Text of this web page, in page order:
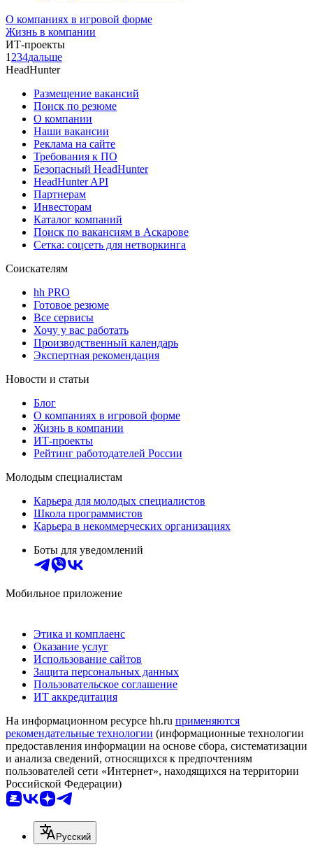
О компаниях в игровой форме
Жизнь в компании
ИТ-проекты
1 234дальше
HeadHunter
Размещение вакансий
Поиск по резюме
О компании
Наши вакансии
Реклама на сайте
Требования к ПО
Безопасный HeadHunter
HeadHunter API
Партнерам
Инвесторам
Каталог компаний
Поиск по вакансиям в Аскарове
Сетка: соцсеть для нетворкинга
Соискателям
hh PRO
Готовое резюме
Все сервисы
Хочу у вас работать
Производственный календарь
Экспертная рекомендация
Новости и статьи
Блог
О компаниях в игровой форме
Жизнь в компании
ИТ-проекты
Рейтинг работодателей России
Молодым специалистам
Карьера для молодых специалистов
Школа программистов
Карьера в некоммерческих организациях
Боты для уведомлений
Мобильное приложение
Этика и комплаенс
Оказание услуг
Использование сайтов
Защита персональных данных
Пользовательское соглашение
ИТ аккредитация
На информационном ресурсе hh.ru применяются
рекомендательные технологии (информационные технологии
предоставления информации на основе сбора, систематизации
и анализа сведений, относящихся к предпочтениям
пользователей сети «Интернет», находящихся на территории
Российской Федерации)
Русский